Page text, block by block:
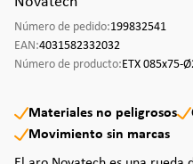
Número de pedido:199832541
EAN:4031582332032
Número de producto:ETX 085x75-
Materiales no peligrosos
Movimiento sin marcas